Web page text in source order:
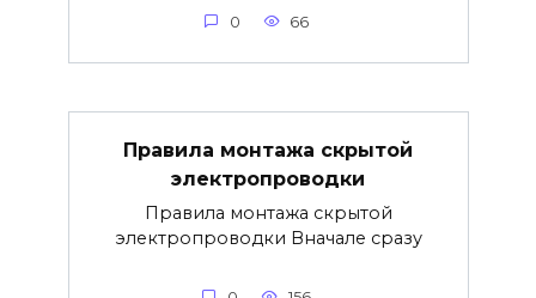
0 66
Правила монтажа скрытой
электропроводки
Правила монтажа скрытой
электропроводки Вначале сразу